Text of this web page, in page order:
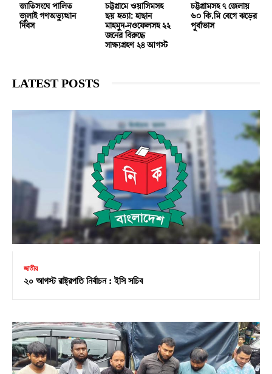
জাতিসংঘে পালিত
জুলাই গণঅভ্যুত্থান
দিবস
চট্টগ্রামে ওয়াসিমসহ
ছয় হত্যা: হাছান
মাহমুদ-নওফেলসহ ২২
জনের বিরুদ্ধে
সাক্ষ্যগ্রহণ ২৪ আগস্ট
চট্টগ্রামসহ ৭ জেলায়
৬০ কি.মি বেগে ঝড়ের
পূর্বাভাস
LATEST POSTS
জাতীয়
২০ আগস্ট রাষ্ট্রপতি নির্বাচন : ইসি সচিব